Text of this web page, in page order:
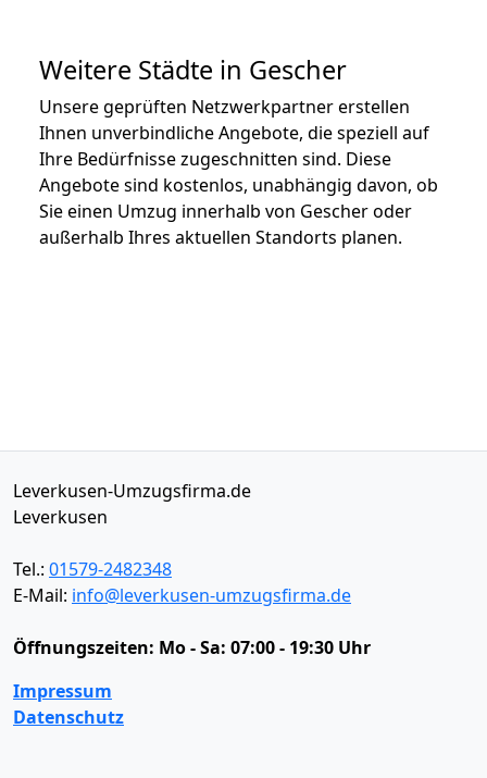
Weitere Städte in Gescher
Unsere geprüften Netzwerkpartner erstellen
Ihnen unverbindliche Angebote, die speziell auf
Ihre Bedürfnisse zugeschnitten sind. Diese
Angebote sind kostenlos, unabhängig davon, ob
Sie einen Umzug innerhalb von Gescher oder
außerhalb Ihres aktuellen Standorts planen.
Leverkusen-Umzugsfirma.de
Leverkusen
Tel.: 01579-2482348
E-Mail: info@leverkusen-umzugsfirma.de
Öffnungszeiten: Mo - Sa: 07:00 - 19:30 Uhr
Impressum
Datenschutz